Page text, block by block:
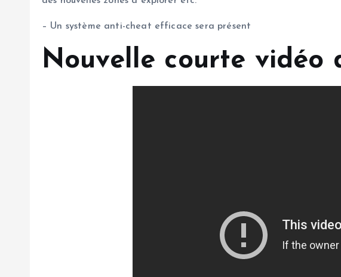
– Un système anti-cheat efficace sera présent
Nouvelle courte vidéo